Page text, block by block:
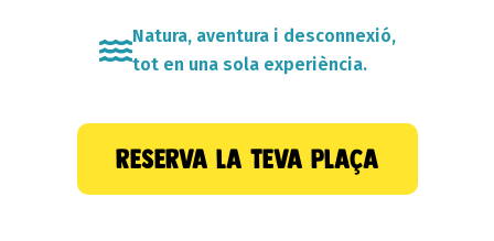
Natura, aventura i desconnexió,
tot en una sola experiència.
reserva la teva plaça